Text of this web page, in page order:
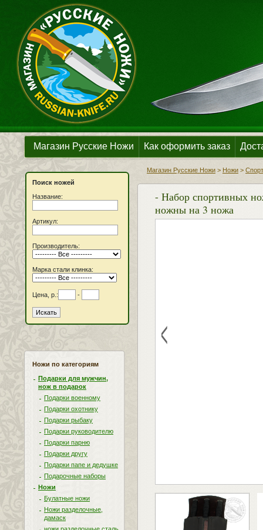
Магазин Русские Ножи Как оформить заказ
Поиск ножей
Название:
Артикул:
Производитель:
Марка стали клинка:
Цена, р.: -
Ножи по категориям
Подарки для мужчин,
нож в подарок
Подарки военному
Подарки охотнику
Подарки рыбаку
Подарки руководителю
Подарки парню
Подарки другу
Подарки папе и дедушке
Подарочные наборы
Ножи
Булатные ножи
Ножи разделочные,
дамаск
Магазин Русские Ножи > Ножи >
- Набор спортивных
ножны на 3 ножа
<